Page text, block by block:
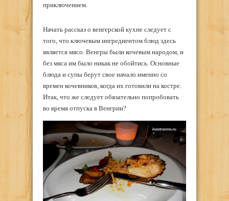
приключением.
Начать рассказ о венгерской кухне следует с
того, что ключевым ингредиентом блюд здесь
является мясо. Венгры были кочевым народом, и
без мяса им было никак не обойтись. Основные
блюда и супы берут свое начало именно со
времен кочевников, когда их готовили на костре.
Итак, что же следует обязательно попробовать
во время отпуска в Венгрии?